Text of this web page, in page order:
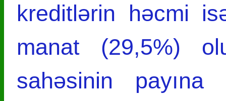
kreditlərin həcmi
manat (29,5%)
sahəsinin